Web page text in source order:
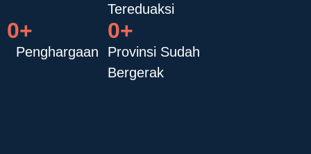
Tereduaksi
Penghargaan
0+
Provinsi Sudah
Bergerak
0+